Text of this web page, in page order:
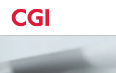
Skip
to
main